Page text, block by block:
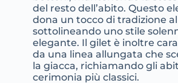
del resto dell’abito. Questo
dona un tocco di tradizione
sottolineando uno stile
elegante. Il gilet è inoltre
da una linea allungata che
la giacca, richiamando gli
cerimonia più classici.